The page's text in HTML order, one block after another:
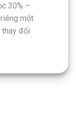
30% –
một
thay đổi